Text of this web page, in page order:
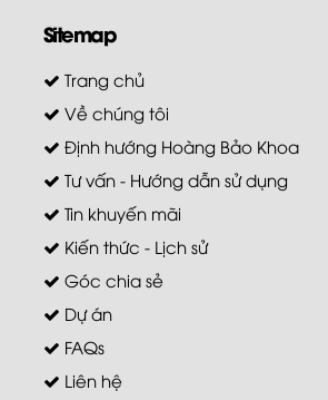
Sitemap
Trang chủ
Về chúng tôi
Định hướng Hoàng Bảo Khoa
Tư vấn - Hướng dẫn sử dụng
Tin khuyến mãi
Kiến thức - Lịch sử
Góc chia sẻ
Dự án
FAQs
Liên hệ